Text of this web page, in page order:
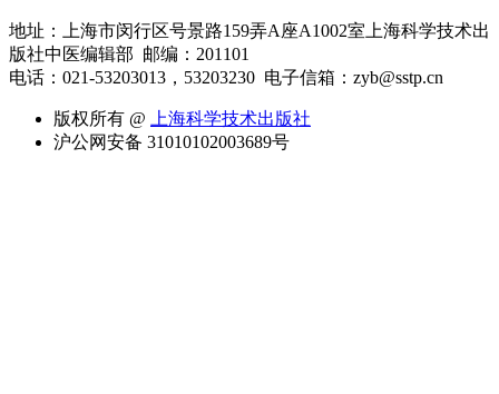
地址：上海市闵行区号景路159弄A座A1002室上海科学技术出
版社中医编辑部 邮编：201101
电话：021-53203013，53203230 电子信箱：zyb@sstp.cn
版权所有 @
上海科学技术出版社
沪公网安备 31010102003689号